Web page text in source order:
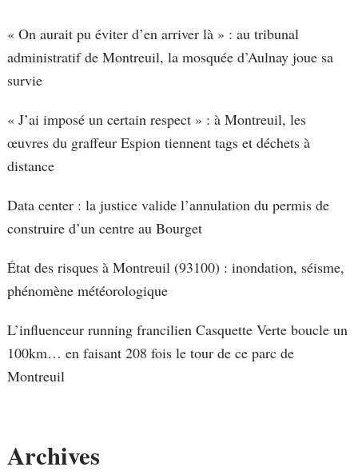
« On aurait pu éviter d’en arriver là » : au tribunal
administratif de Montreuil, la mosquée d’Aulnay joue sa
survie
« J’ai imposé un certain respect » : à Montreuil, les
œuvres du graffeur Espion tiennent tags et déchets à
distance
Data center : la justice valide l’annulation du permis de
construire d’un centre au Bourget
État des risques à Montreuil (93100) : inondation, séisme,
phénomène météorologique
L’influenceur running francilien Casquette Verte boucle un
100km… en faisant 208 fois le tour de ce parc de
Montreuil
Archives